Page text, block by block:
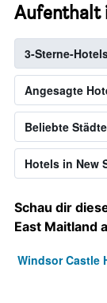
Aufenthalt
3-Sterne-
Angesagte
Beliebte Städte
Hotels in New
Schau dir
East Maitland
Windsor Castle